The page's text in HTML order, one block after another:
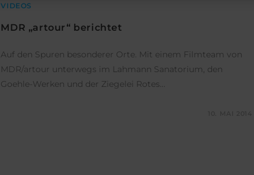
VIDEOS
MDR „artour“ berichtet
Auf den Spuren besonderer Orte. Mit einem Filmteam von
MDR/artour unterwegs im Lahmann Sanatorium, den
Goehle-Werken und der Ziegelei Rotes…